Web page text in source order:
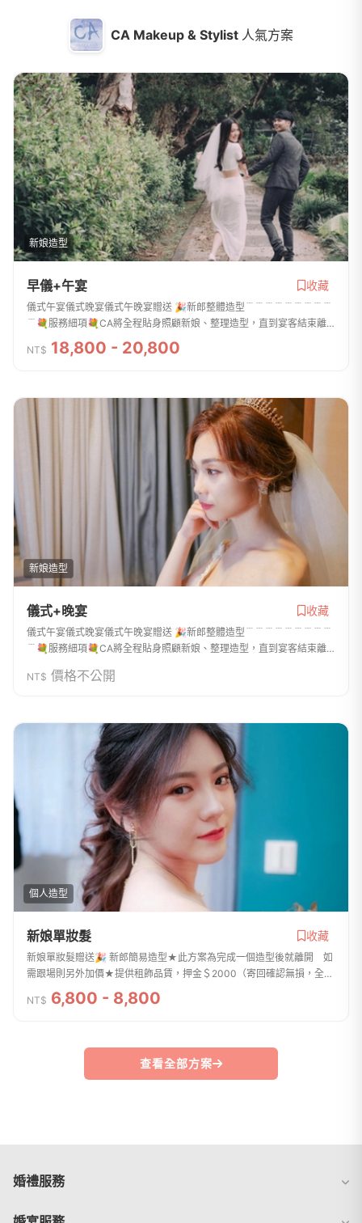
CA Makeup & Stylist 人氣方案
新娘造型
早儀+午宴 收藏
儀式午宴儀式晚宴儀式午晚宴贈送 🎉新郎整體造型﹉﹉﹉﹉﹉﹉﹉﹉﹉
﹉💐服務細項💐CA將全程貼身照顧新娘、整理造型，直到宴客結束離
開。★婚前保養諮詢、造型溝通★協助穿著禮服、調整美麗胸型★多樣
化飾品配件（頭飾、花...
NT$ 18,800 - 20,800
新娘造型
儀式+晚宴 收藏
儀式午宴儀式晚宴儀式午晚宴贈送 🎉新郎整體造型﹉﹉﹉﹉﹉﹉﹉﹉﹉
﹉💐服務細項💐CA將全程貼身照顧新娘、整理造型，直到宴客結束離
化飾品配件（頭飾、花...
NT$ 價格不公開
個人造型
新娘單妝髮 收藏
新娘單妝髮贈送🎉 新郎簡易造型★此方案為完成一個造型後就離開 如
需跟場則另外加價★提供租飾品賃，押金＄2000（寄回確認無損，全額
退回）﹉﹉﹉﹉﹉﹉﹉﹉﹉﹉💐服務內容💐★婚前保養諮詢、造型溝通
★協助穿著禮服、調整...
NT$ 6,800 - 8,800
查看全部方案
婚禮服務